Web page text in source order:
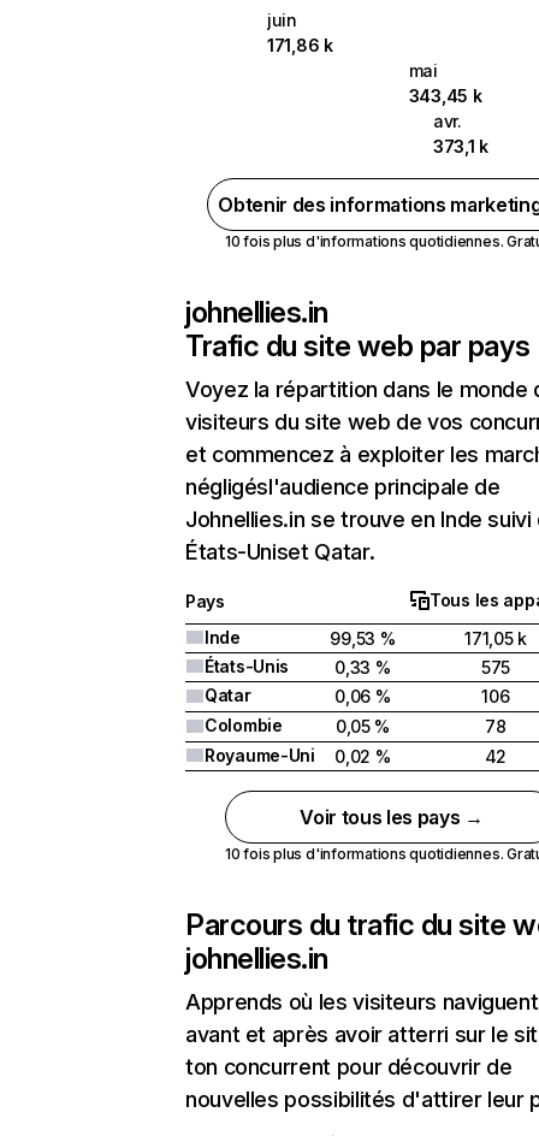
juin
171,86 k
mai
343,45 k
avr.
373,1 k
Obtenir des informations
10 fois plus d'informations quotidiennes.
johnellies.in
Trafic du site web par pays
Voyez la répartition dans le monde
visiteurs du site web de vos
et commencez à exploiter les
négligésl'audience principale de
Johnellies.in se trouve en Inde suivi
États-Uniset Qatar.
Pays
Tous les
Inde
99,53 %
171,05 k
États-Unis
0,33 %
575
Qatar
0,06 %
106
Colombie
0,05 %
78
Royaume-Uni
0,02 % 42
Voir tous les pays →
10 fois plus d'informations quotidiennes.
Parcours du trafic du site
johnellies.in
Apprends où les visiteurs naviguent
avant et après avoir atterri sur le
ton concurrent pour découvrir de
nouvelles possibilités d'attirer leur